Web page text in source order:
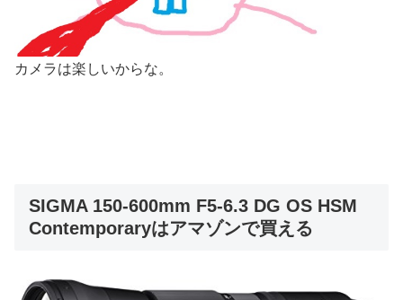
カメラは楽しいからな。
SIGMA 150-600mm F5-6.3 DG OS HSM
Contemporaryはアマゾンで買える